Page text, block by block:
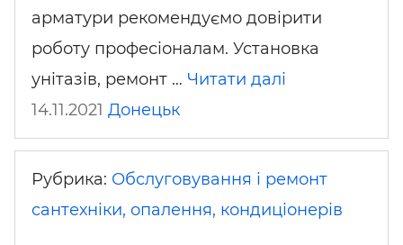
арматури рекомендуємо довірити
роботу професіоналам. Установка
унітазів, ремонт … Читати далі
14.11.2021 Донецьк
Рубрика: Обслуговування і ремонт
сантехніки, опалення, кондиціонерів